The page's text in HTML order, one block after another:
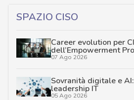
SPAZIO CISO
Career evolution per
dell’Empowerment
07 Ago 2026
Sovranità digitale e
leadership IT
05 Ago 2026